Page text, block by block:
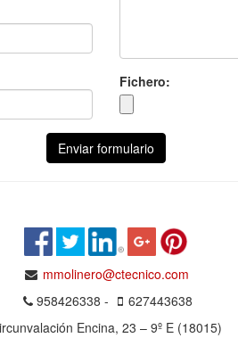
Fichero:
Enviar formulario
mmolinero@ctecnico.com
958426338 -
627443638
Encina, 23 – 9º E (18015)